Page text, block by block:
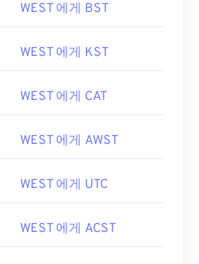
WEST 에게 BST
WEST 에게 KST
WEST 에게 CAT
WEST 에게 AWST
WEST 에게 UTC
WEST 에게 ACST